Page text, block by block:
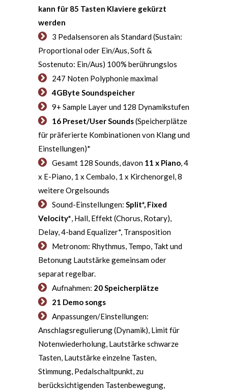
kann für 85 Tasten Klaviere gekürzt
werden
3 Pedalsensoren als Standard (Sustain:
Proportional oder Ein/Aus, Soft &
Sostenuto: Ein/Aus) 100% berührungslos
247 Noten Polyphonie maximal
4GByte Soundspeicher
9+ Sample Layer und 128 Dynamikstufen
16 Preset/User Sounds(Speicherplätze
für präferierte Kombinationen von Klang und
Einstellungen)*
Gesamt 128 Sounds, davon 11 x Piano, 4
x E-Piano, 1 x Cembalo, 1 x Kirchenorgel, 8
weitere Orgelsounds
Sound-Einstellungen: Split*, Fixed
Velocity*, Hall, Effekt (Chorus, Rotary),
Delay, 4-band Equalizer*, Transposition
Metronom: Rhythmus, Tempo, Takt und
Betonung Lautstärke gemeinsam oder
separat regelbar.
Aufnahmen: 20 Speicherplätze
21 Demo songs
Anpassungen/Einstellungen:
Anschlagsregulierung (Dynamik), Limit für
Notenwiederholung, Lautstärke schwarze
Tasten, Lautstärke einzelne Tasten,
Stimmung, Pedalschaltpunkt, zu
berücksichtigenden Tastenbewegung,